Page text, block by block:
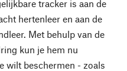
tracker is aan de
hertenleer en aan de
Met behulp van de
kun je hem nu
wilt beschermen - zoals